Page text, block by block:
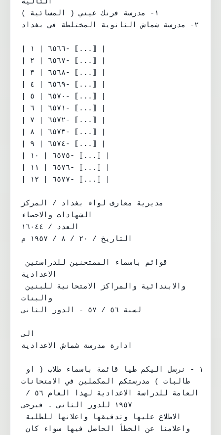
١- مدرسة فرنك عيني ( المسائية )
٢- مدرسة شماش الثانوية المختلطة في بغداد
مديرية معارف لواء بغداد / المركز
الشهادات والاحصاء
العدد / ١٦٠٤٤
التاريخ / ٢٠ / ٨ / ١٩٥٧ م
قوائم باسماء الممتحنين للدراستين
الاعدادية
والابتدائية والمراكز الامتحانية للبنين
والبنات
لسنة ٥٦ / ٥٧ - الدور الثاني
الى
ادارة مدرسة شماش الاعدادية
طالبات ) مدرستكم المكملين في الامتحانات
١٩٥٧ للدور الثاني . فيرجى
واعلامنا عن الخطأ الحاصل فيها سواء كان